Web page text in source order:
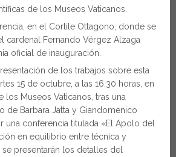
de los Museos Vaticanos.
en el Cortile Ottagono, donde se
cardenal Fernando Vérgez Alzaga
oficial de inauguración.
de los trabajos sobre esta
15 de octubre, a las 16.30 horas, en
los Museos Vaticanos, tras una
de Barbara Jatta y Giandomenico
una conferencia titulada «El Apolo del
en equilibrio entre técnica y
presentarán los detalles del